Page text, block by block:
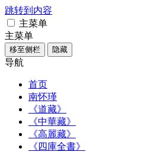
跳转到内容
主菜单
主菜单
移至侧栏 隐藏
导航
首页
南怀瑾
《道藏》
《中華藏》
《高麗藏》
《四庫全書》